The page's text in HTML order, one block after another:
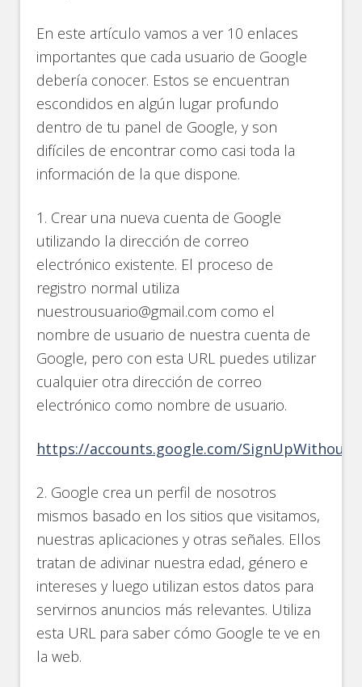
En este artículo vamos a ver 10 enlaces
importantes que cada usuario de Google
debería conocer. Estos se encuentran
escondidos en algún lugar profundo
dentro de tu panel de Google, y son
difíciles de encontrar como casi toda la
información de la que dispone.
1. Crear una nueva cuenta de Google
utilizando la dirección de correo
electrónico existente. El proceso de
registro normal utiliza
nuestrousuario@gmail.com como el
nombre de usuario de nuestra cuenta de
Google, pero con esta URL puedes utilizar
cualquier otra dirección de correo
electrónico como nombre de usuario.
https://accounts.google.com/
2. Google crea un perfil de nosotros
mismos basado en los sitios que visitamos,
nuestras aplicaciones y otras señales. Ellos
tratan de adivinar nuestra edad, género e
intereses y luego utilizan estos datos para
servirnos anuncios más relevantes. Utiliza
esta URL para saber cómo Google te ve en
la web.